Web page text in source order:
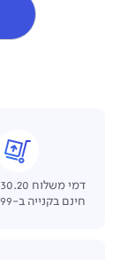
חינם בקנייה ב-₪299 ומעלה